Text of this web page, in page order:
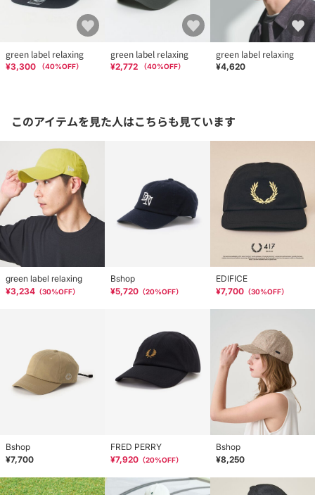
green label relaxing
¥3,300 （40%OFF）
green label relaxing
¥2,772 （40%OFF）
green label relaxing
¥4,620